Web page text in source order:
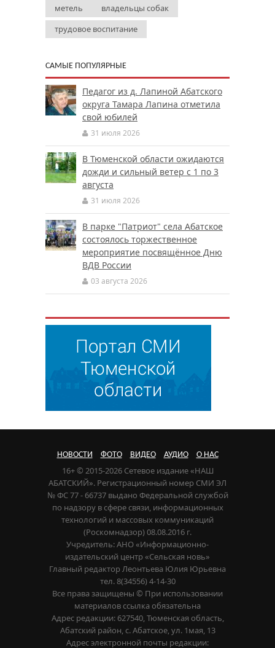
метель
владельцы собак
трудовое воспитание
САМЫЕ ПОПУЛЯРНЫЕ
Педагог из д. Лапиной Абатского
округа Тамара Лапина отметила
свой юбилей
31 июля 2026
В Тюменской области ожидаются
дожди и сильный ветер с 1 по 3
августа
31 июля 2026
В парке "Патриот" села Абатское
состоялось торжественное
мероприятие посвящённое Дню
ВДВ России
03 августа 2026
НОВОСТИ ФОТО ВИДЕО АУДИО О НАС
16+ © 2015-2026 Сетевое издание «НАШ
АБАТСКИЙ». Регистрационный номер СМИ ЭЛ
№ ФС 77 - 66737 выдано Федеральной службой
по надзору в сфере связи, информационных
технологий и массовых коммуникаций
(Роскомнадзор) 08.08.2016 г.
Учредитель: АНО «Информационно-
издательский центр «Сельская новь»
Главный редактор Леонтьева Юлия Юрьевна
тел. 8(34556) 4-14-30
Все права защищены © При использовании
материалов ссылка обязательна
Адрес редакции: 627540, Тюменская область,
Абатский район, с. Абатское, ул. 1мая, 13
Адрес электронной почты редакции: